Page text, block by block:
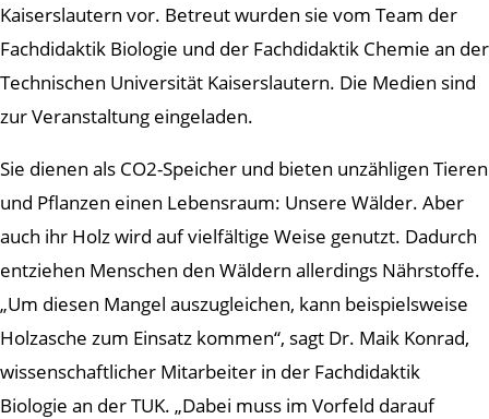
Kaiserslautern vor. Betreut wurden sie vom Team der
Fachdidaktik Biologie und der Fachdidaktik Chemie an der
Technischen Universität Kaiserslautern. Die Medien sind
zur Veranstaltung eingeladen.
Sie dienen als CO2-Speicher und bieten unzähligen Tieren
und Pflanzen einen Lebensraum: Unsere Wälder. Aber
auch ihr Holz wird auf vielfältige Weise genutzt. Dadurch
entziehen Menschen den Wäldern allerdings Nährstoffe.
„Um diesen Mangel auszugleichen, kann beispielsweise
Holzasche zum Einsatz kommen“, sagt Dr. Maik Konrad,
wissenschaftlicher Mitarbeiter in der Fachdidaktik
Biologie an der TUK. „Dabei muss im Vorfeld darauf